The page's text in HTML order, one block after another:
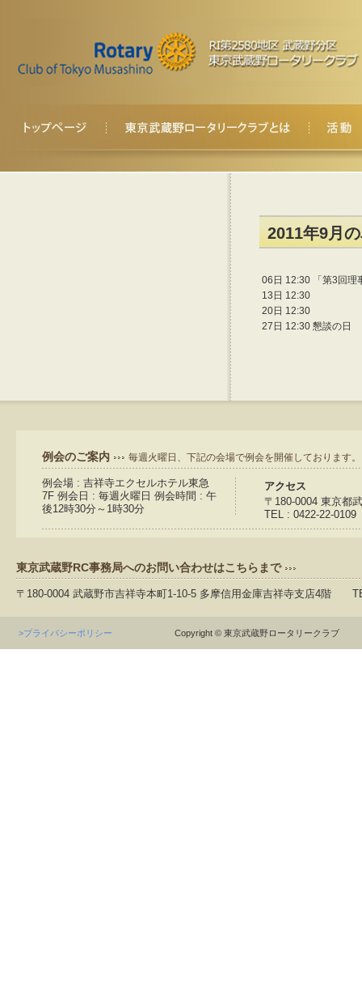
2011年9月
06日 12:30
「第3回理
13日 12:30
20日 12:30
27日 12:30 懇談の日
例会のご案内 毎週火曜日、下記の会場で例会を開催しております。
例会場 : 吉祥寺エクセルホテル東急
7F 例会日 : 毎週火曜日 例会時間 : 午
後12時30分～1時30分
アクセス
〒180-0004 東京都
TEL : 0422-22-
東京武蔵野RC事務局へのお問い合わせはこちらまで
〒180-0004 武蔵野市吉祥寺本町1-10-5 多摩信用金庫吉祥寺支店4
>プライバシーポリシー Copyright © 東京武蔵野ロータリークラブ